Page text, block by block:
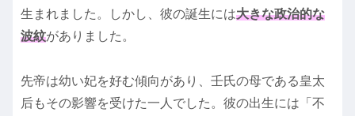
生まれました。しかし、彼の誕生には大きな政治的な
波紋がありました。
先帝は幼い妃を好む傾向があり、壬氏の母である皇太
后もその影響を受けた一人でした。彼の出生には「不